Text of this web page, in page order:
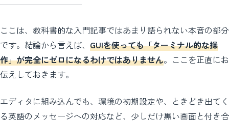
ここは、教科書的な入門記事ではあまり語られない本音の部分
です。結論から言えば、 GUIを使っても「ターミナル的な操
作」が完全にゼロになるわけではありません。ここを正直にお
伝えしておきます。
エディタに組み込んでも、環境の初期設定や、ときどき出てく
る英語のメッセージへの対応など、少しだけ黒い画面と付き合